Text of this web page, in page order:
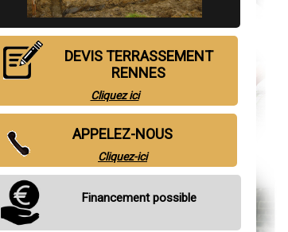
DEVIS TERRASSEMENT
RENNES
Cliquez ici
APPELEZ-NOUS
Cliquez-ici
Financement possible